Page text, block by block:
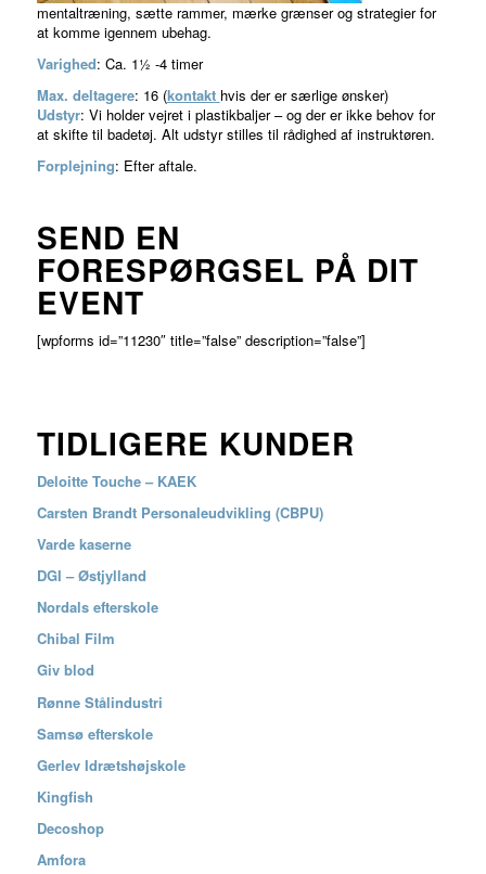
mentaltræning, sætte rammer, mærke grænser og strategier for
at komme igennem ubehag.
Varighed: Ca. 1½ -4 timer
Max. deltagere: 16 (kontakt hvis der er særlige ønsker)
Udstyr: Vi holder vejret i plastikbaljer – og der er ikke behov for
at skifte til badetøj. Alt udstyr stilles til rådighed af instruktøren.
Forplejning: Efter aftale.
SEND EN
FORESPØRGSEL PÅ DIT
EVENT
[wpforms id=”11230″ title=”false” description=”false”]
TIDLIGERE KUNDER
Deloitte Touche – KAEK
Carsten Brandt Personaleudvikling (CBPU)
Varde kaserne
DGI – Østjylland
Nordals efterskole
Chibal Film
Giv blod
Rønne Stålindustri
Samsø efterskole
Gerlev Idrætshøjskole
Kingfish
Decoshop
Amfora